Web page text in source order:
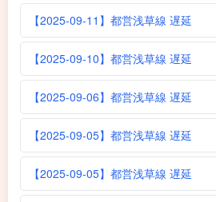
【2025-09-11】都営浅草線 遅延
【2025-09-10】都営浅草線 遅延
【2025-09-06】都営浅草線 遅延
【2025-09-05】都営浅草線 遅延
【2025-09-05】都営浅草線 遅延